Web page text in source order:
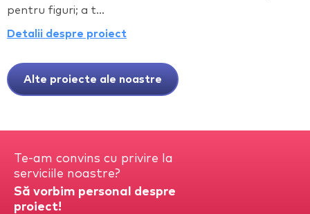
pentru figuri; a t...
Detalii despre proiect
Alte proiecte ale noastre
Te-am convins cu privire la
serviciile noastre?
Să vorbim personal despre
proiect!